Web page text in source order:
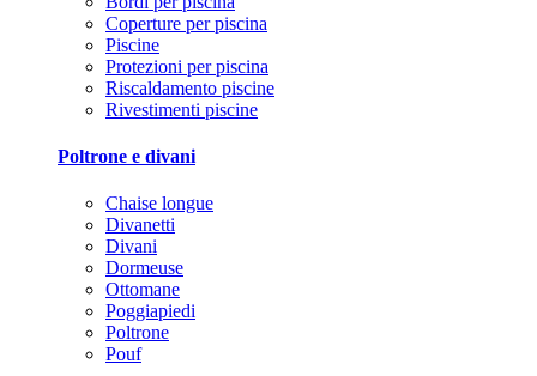
Coperture per piscina
Piscine
Protezioni per piscina
Riscaldamento piscine
Rivestimenti piscine
Poltrone e divani
Chaise longue
Divanetti
Divani
Dormeuse
Ottomane
Poggiapiedi
Poltrone
Pouf